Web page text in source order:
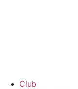
Club